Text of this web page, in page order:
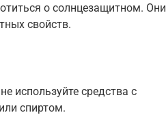
о солнцезащитном. Они
свойств.
используйте средства с
спиртом.